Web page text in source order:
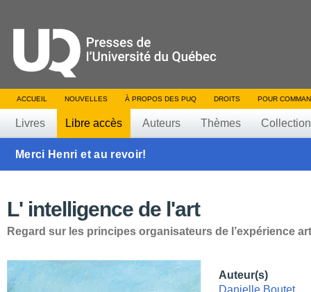
ACCUEIL NOUVELLES À PROPOS DES PUQ DROITS POUR
Livres Libre accès Auteurs Thèmes
Merci Henri et au revoir!
L' intelligence de l'art
Regard sur les principes organisateurs de l’expérience
Auteur(s)
Danielle Boutet